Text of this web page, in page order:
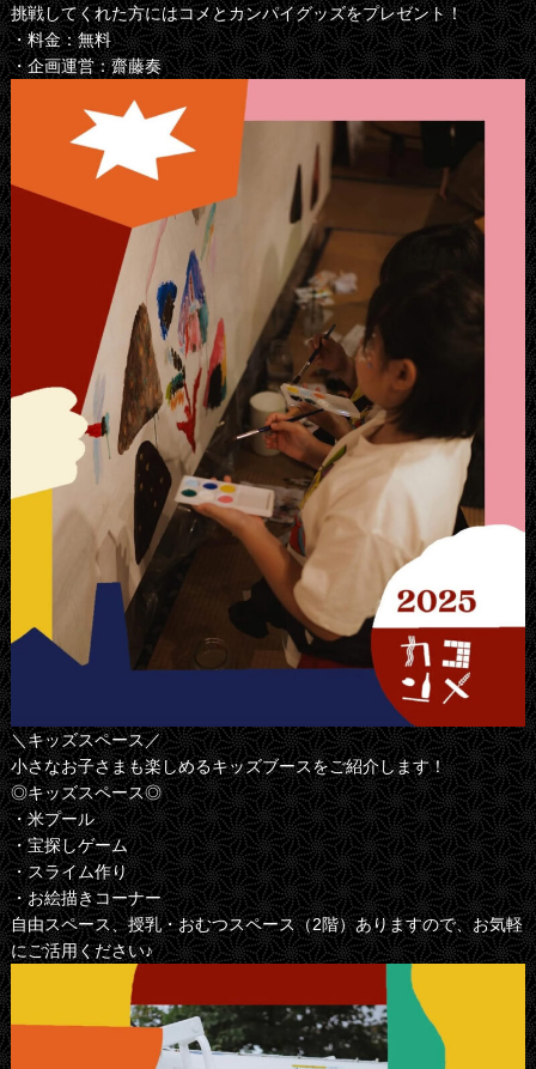
挑戦してくれた方にはコメとカンパイグッズをプレゼント！
・料金：無料
・企画運営：齋藤奏
＼キッズスペース／
小さなお子さまも楽しめるキッズブースをご紹介します！
◎キッズスペース◎
・米プール
・宝探しゲーム
・スライム作り
・お絵描きコーナー
自由スペース、授乳・おむつスペース（2階）ありますので、お気軽
にご活用ください♪